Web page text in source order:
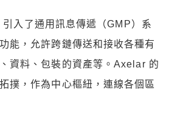
入了通用訊息傳遞（GMP）系
能，允許跨鏈傳送和接收各種有
資料、包裝的資產等。Axelar 的
撲，作為中心樞紐，連線各個區